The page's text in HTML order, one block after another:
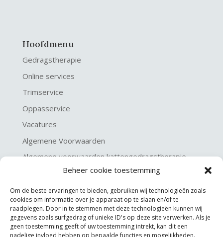
Beheer cookie toestemming
Om de beste ervaringen te bieden, gebruiken wij technologieën zoals
cookies om informatie over je apparaat op te slaan en/of te
raadplegen. Door in te stemmen met deze technologieën kunnen wij
gegevens zoals surfgedrag of unieke ID's op deze site verwerken. Als je
geen toestemming geeft of uw toestemming intrekt, kan dit een
nadelige invloed hebben op bepaalde functies en mogelijkheden.
Hoofdmenu
Gedragstherapie
Online services
Trimservice
Oppasservice
Vacatures
Algemene Voorwaarden
Algemene voorwaarden kattengedragstherapie
Privacy verklaring
Disclaimer & Copyright